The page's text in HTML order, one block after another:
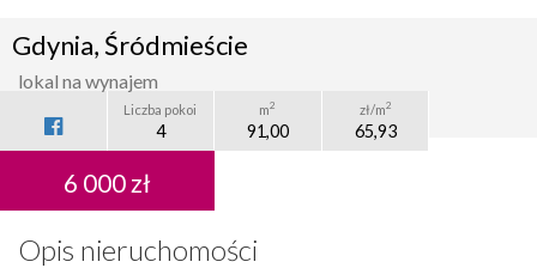
Gdynia, Śródmieście
lokal na wynajem
Liczba pokoi
4
m2
91,00
zł/m2
65,93
6 000 zł
Opis nieruchomości